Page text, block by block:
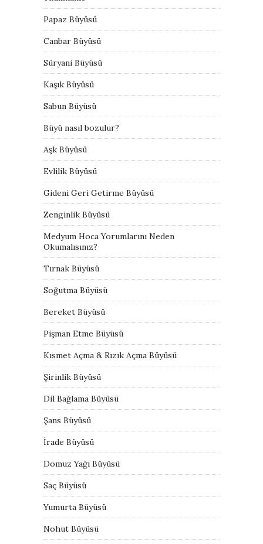
Papaz Büyüsü
Canbar Büyüsü
Süryani Büyüsü
Kaşık Büyüsü
Sabun Büyüsü
Büyü nasıl bozulur?
Aşk Büyüsü
Evlilik Büyüsü
Gideni Geri Getirme Büyüsü
Zenginlik Büyüsü
Medyum Hoca Yorumlarını Neden
Okumalısınız?
Tırnak Büyüsü
Soğutma Büyüsü
Bereket Büyüsü
Pişman Etme Büyüsü
Kısmet Açma & Rızık Açma Büyüsü
Şirinlik Büyüsü
Dil Bağlama Büyüsü
Şans Büyüsü
İrade Büyüsü
Domuz Yağı Büyüsü
Saç Büyüsü
Yumurta Büyüsü
Nohut Büyüsü